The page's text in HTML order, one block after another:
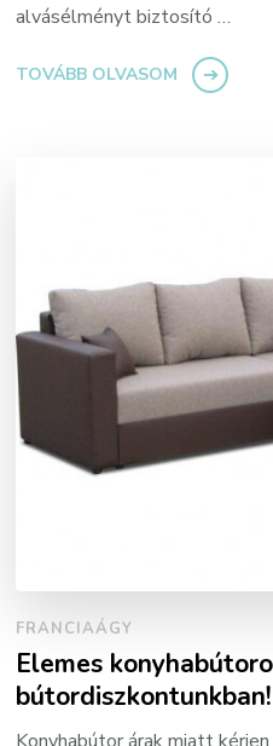
alvásélményt biztosító …
TOVÁBB OLVASOM
FRANCIAÁGY
Elemes
bútordiszkontunkban!